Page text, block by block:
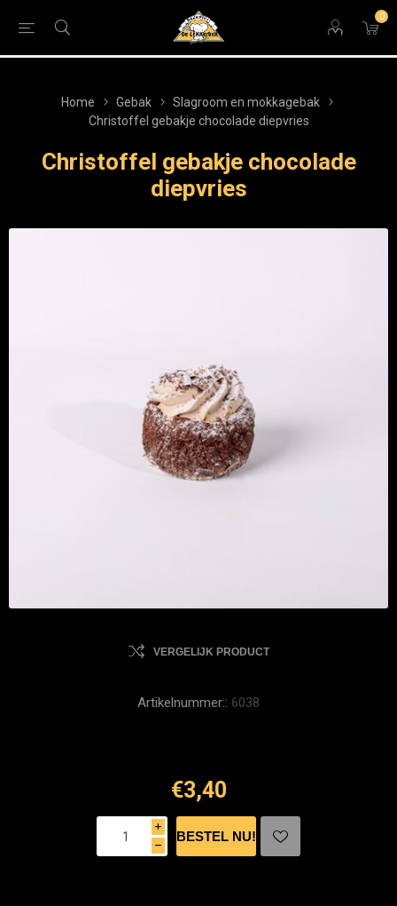
0
Home Gebak
Slagroom en mokkagebak
Christoffel gebakje chocolade diepvries
Christoffel gebakje chocolade
diepvries
VERGELIJK PRODUCT
Artikelnummer:: 6038
€3,40
i
h